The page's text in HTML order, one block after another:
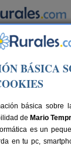
Rioja)
BÁSICA
básica sobre
de Mario
es un
en tu pc,